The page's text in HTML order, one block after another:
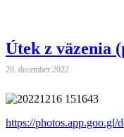
Útek z väzenia
20. december 2022
https://photos.app.goo.gl/